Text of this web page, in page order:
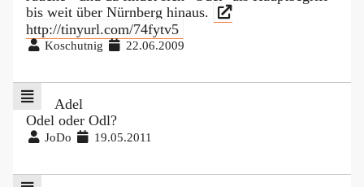
bis weit über Nürnberg hinaus.
http://tinyurl.com/74fytv5
Koschutnig 22.06.2009
Adel
Odel oder Odl?
JoDo 19.05.2011